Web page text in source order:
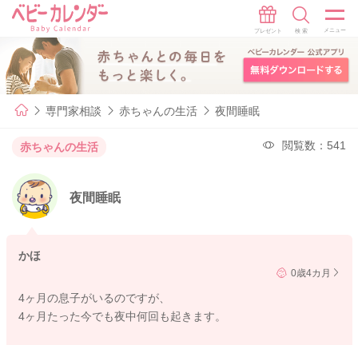
専門家相談 赤ちゃんの生活 夜間睡眠
赤ちゃんの生活 閲覧数：541
夜間睡眠
かほ
0歳4カ月
4ヶ月の息子がいるのですが、
4ヶ月たった今でも夜中何回も起きます。